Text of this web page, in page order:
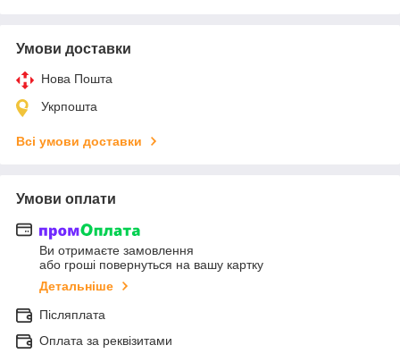
Умови доставки
Нова Пошта
Укрпошта
Всі умови доставки
Умови оплати
Ви отримаєте замовлення
або гроші повернуться на вашу картку
Детальніше
Післяплата
Оплата за реквізитами